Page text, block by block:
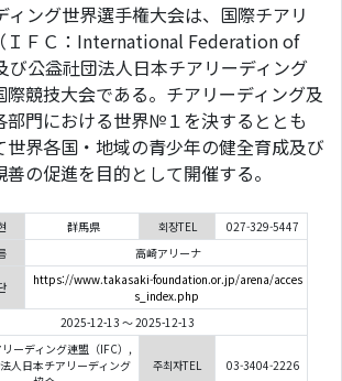
ィング世界選手権大会は、国際チアリ
ＩＦＣ：International Federation of
公益社団法人日本チアリーディング
競技大会である。 チアリーディング及
部門における世界№１を決するととも
世界各国・地域の青少年の健全育成及び
の促進を目的として開催する。
群馬県 회장TEL
027-329-5447
高崎アリーナ
https://www.takasaki-foundation.or.jp/arena/acces
s_index.php
2025-12-13 ～ 2025-12-13
ーディング連盟（IFC）,
人日本チアリーディング
주최자TEL 03-3404-2226